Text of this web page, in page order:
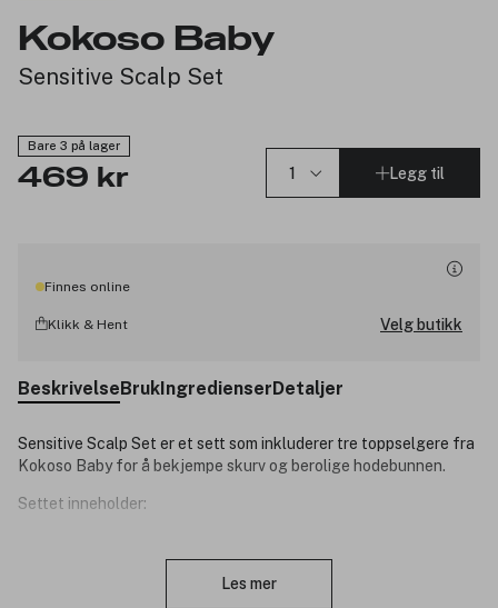
Kokoso Baby
Sensitive Scalp Set
Bare 3 på lager
469 kr Legg til
Finnes online
Klikk & Hent Velg butikk
BeskrivelseBrukIngredienserDetaljer
Sensitive Scalp Set er et sett som inkluderer tre toppselgere fra
Kokoso Baby for å bekjempe skurv og berolige hodebunnen.
Settet inneholder:
kokosolje - spesielt utviklet til barnets sensitive hud. Blir
fort en favoritt hos både store og små for næring og pleie.
Les mer